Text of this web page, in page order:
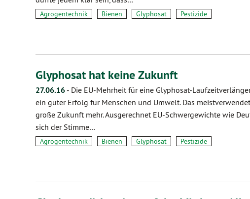
Agrogentechnik Bienen Glyphosat Pestizide
Glyphosat hat keine Zukunft
27.06.16 - Die EU-Mehrheit für eine Glyphosat-
ein guter Erfolg für Menschen und Umwelt. Das
große Zukunft mehr. Ausgerechnet EU-Schwergewichte wie
sich der Stimme…
Agrogentechnik Bienen Glyphosat Pestizide